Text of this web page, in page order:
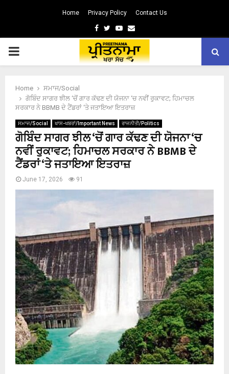
Home Privacy Policy Contact Us
Facebook
TwitterYoutube
Email
PRIMARY
Home
ਸਮਾਜ/Social
ਗੋਬਿੰਦ ਸਾਗਰ ਝੀਲ ‘ਚੋਂ ਗਾਰ ਕੱਢਣ ਦੀ ਯੋਜਨਾ ‘ਚ ਨਵੀਂ ਰੁਕਾਵਟ; ਹਿਮਾਚਲ
ਸਰਕਾਰ ਨੇ BBMB ਦੇ ਟੈਂਡਰਾਂ ‘ਤੇ ਜਤਾਇਆ ਇਤਰਾਜ਼
ਸਮਾਜ/Social ਖਾਸ-ਖਬਰਾਂ/Important News ਰਾਜਨੀਤੀ/Politics
ਗੋਬਿੰਦ ਸਾਗਰ ਝੀਲ ‘ਚੋਂ ਗਾਰ ਕੱਢਣ ਦੀ ਯੋਜਨਾ ‘ਚ
ਨਵੀਂ ਰੁਕਾਵਟ; ਹਿਮਾਚਲ ਸਰਕਾਰ ਨੇ BBMB ਦੇ
ਟੈਂਡਰਾਂ ‘ਤੇ ਜਤਾਇਆ ਇਤਰਾਜ਼
June 17, 2026 91